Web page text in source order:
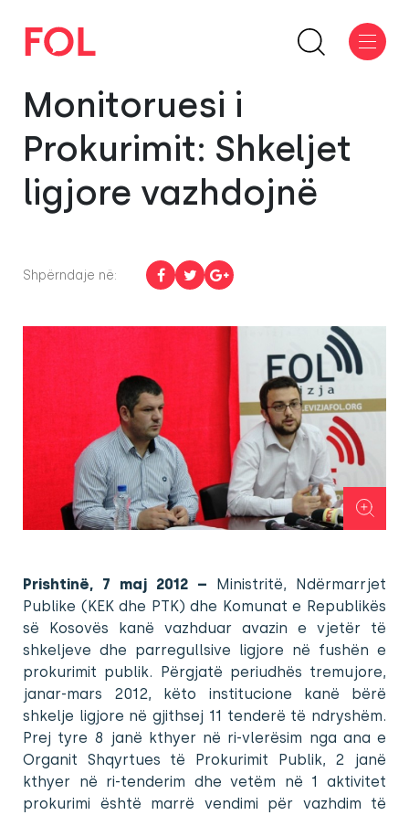
Monitoruesi i
Prokurimit: Shkeljet
ligjore vazhdojnë
Shpërndaje në:
Prishtinë, 7 maj 2012 – Ministritë, Ndërmarrjet
Publike (KEK dhe PTK) dhe Komunat e Republikës
së Kosovës kanë vazhduar avazin e vjetër të
shkeljeve dhe parregullsive ligjore në fushën e
prokurimit publik. Përgjatë periudhës tremujore,
janar-mars 2012, këto institucione kanë bërë
shkelje ligjore në gjithsej 11 tenderë të ndryshëm.
Prej tyre 8 janë kthyer në ri-vlerësim nga ana e
Organit Shqyrtues të Prokurimit Publik, 2 janë
kthyer në ri-tenderim dhe vetëm në 1 aktivitet
prokurimi është marrë vendimi për vazhdim të